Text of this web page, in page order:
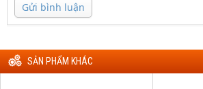
Gửi bình luận
SẢN PHẨM KHÁC